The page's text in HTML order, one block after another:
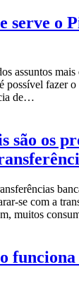
serve o
assuntos mais
possível fazer o
de…
são os
se com a
muitos
funciona